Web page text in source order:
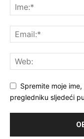
Spremite moje
pregledniku sljedeći